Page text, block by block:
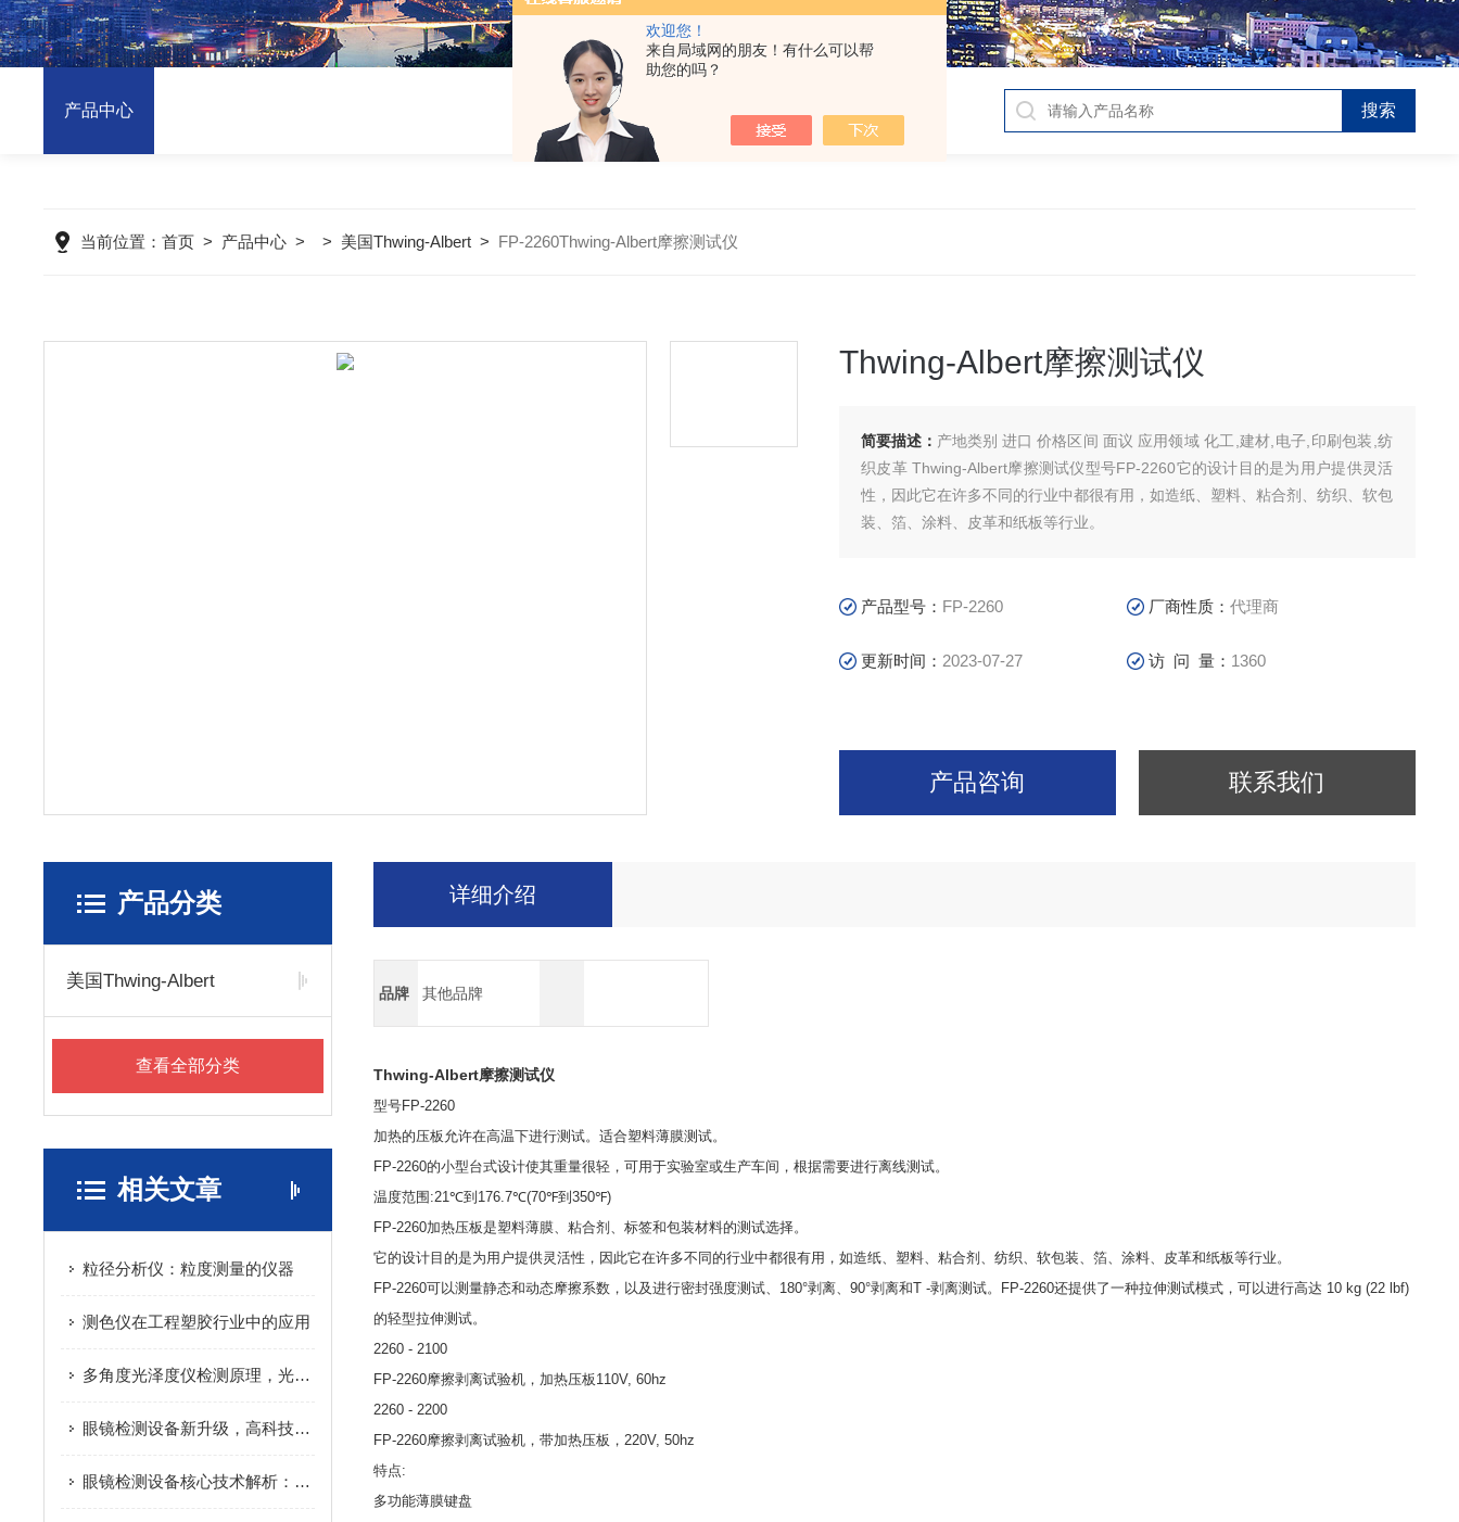
欢迎您！
来自局域网的朋友！有什么可以帮
助您的吗？
产品中心
当前位置：首页 > 产品中心 > > 美国Thwing-Albert > FP-2260Thwing-Albert摩擦测试仪
Thwing-Albert摩擦测试仪
简要描述： 产地类别 进口 价格区间 面议 应用领域 化工,建材,电子,印刷包装,纺
织皮革 Thwing-Albert摩擦测试仪型号FP-2260它的设计目的是为用户提供灵活
性，因此它在许多不同的行业中都很有用，如造纸、塑料、粘合剂、纺织、软包
装、箔、涂料、皮革和纸板等行业。
产品型号： FP-2260 厂商性质：代理商
更新时间： 2023-07-27 访 问 量： 1360
产品咨询 联系我们
产品分类
美国Thwing-Albert
查看全部分类
相关文章
粒径分析仪：粒度测量的仪器
测色仪在工程塑胶行业中的应用
多角度光泽度仪检测原理，光学投射反射原理材料表面光泽度数值分析解析
眼镜检测设备新升级，高科技助力眼镜行业迈向新高度！
眼镜检测设备核心技术解析：光学参数测量、抗冲击测试与透光率检测原理
详细介绍
品牌 其他品牌
Thwing-Albert摩擦测试仪
型号FP-2260
加热的压板允许在高温下进行测试。适合塑料薄膜测试。
FP-2260的小型台式设计使其重量很轻，可用于实验室或生产车间，根据需要进行离线测试。
温度范围 :21℃到 176.7℃(70℉到 350℉)
FP-2260加热压板是塑料薄膜、粘合剂、标签和包装材料的测试选择。
它的设计目的是为用户提供灵活性，因此它在许多不同的行业中都很有用，如造纸、塑料、粘合剂、纺织、软包装、箔、涂料、皮革和纸板等行业。
FP-2260可以测量静态和动态摩擦系数，以及进行密封强度测试、 180°剥离、 90°剥离和T -剥离测试。 FP-2260还提供了一种拉伸测试模式，可以进行高达 10 kg (22 lbf)
的轻型拉伸测试。
2260 - 2100
FP-2260摩擦剥离试验机，加热压板110V, 60hz
2260 - 2200
FP-2260摩擦剥离试验机，带加热压板， 220V, 50hz
特点:
多功能薄膜键盘